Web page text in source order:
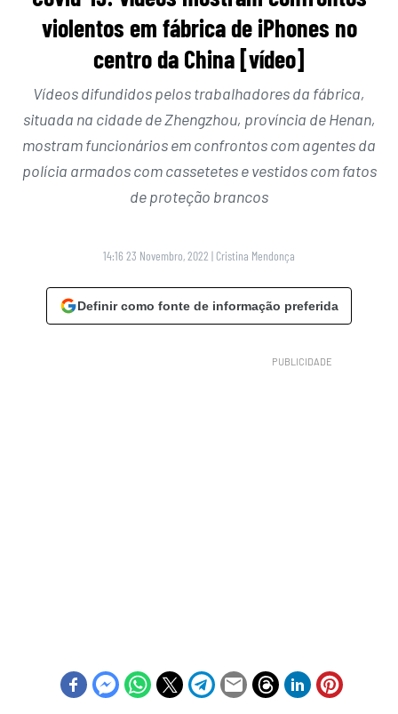
violentos em fábrica de iPhones no
centro da China [vídeo]
Vídeos difundidos pelos trabalhadores da fábrica,
situada na cidade de Zhengzhou, província de Henan,
mostram funcionários em confrontos com agentes da
polícia armados com cassetetes e vestidos com fatos
de proteção brancos
14:16 23 Novembro, 2022 | Cristina Mendonça
Definir como fonte de informação preferida